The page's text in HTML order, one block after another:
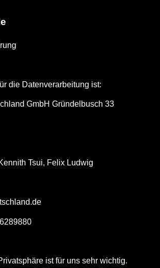
die Datenverarbeitung ist:
GmbH Gründelbusch 33
Tsui, Felix Ludwig
ist für uns sehr wichtig.